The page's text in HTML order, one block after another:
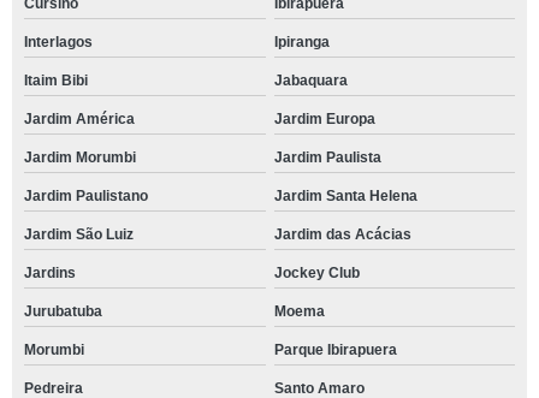
Interlagos Ipiranga
Itaim Bibi Jabaquara
Jardim América Jardim Europa
Jardim Morumbi Jardim Paulista
Jardim Paulistano Jardim Santa Helena
Jardim São Luiz Jardim das Acácias
Jardins Jockey Club
Jurubatuba Moema
Morumbi Parque Ibirapuera
Pedreira Santo Amaro